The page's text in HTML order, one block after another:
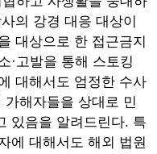
의 강경 대응 대상이
대상으로 한 접근금지
·고발을 통해 스토킹
대해서도 엄정한 수사
해자들을 상대로 민
있음을 알려드린다. 특
에 대해서도 해외 법원